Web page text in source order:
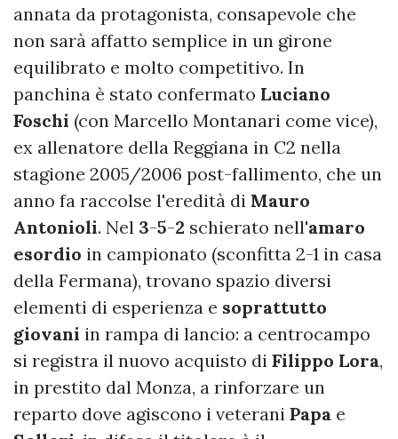
annata da protagonista, consapevole che
non sarà affatto semplice in un girone
equilibrato e molto competitivo. In
panchina è stato confermato Luciano
Foschi (con Marcello Montanari come vice),
ex allenatore della Reggiana in C2 nella
stagione 2005/2006 post-fallimento, che un
anno fa raccolse l'eredità di Mauro
Antonioli. Nel 3-5-2 schierato nell'amaro
esordio in campionato (sconfitta 2-1 in casa
della Fermana), trovano spazio diversi
elementi di esperienza e soprattutto
giovani in rampa di lancio: a centrocampo
si registra il nuovo acquisto di Filippo Lora,
in prestito dal Monza, a rinforzare un
reparto dove agiscono i veterani Papa e